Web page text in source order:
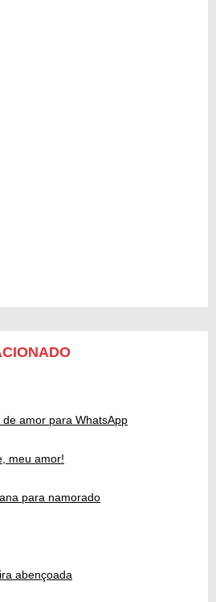
amor para WhatsApp
meu amor!
para namorado
abençoada